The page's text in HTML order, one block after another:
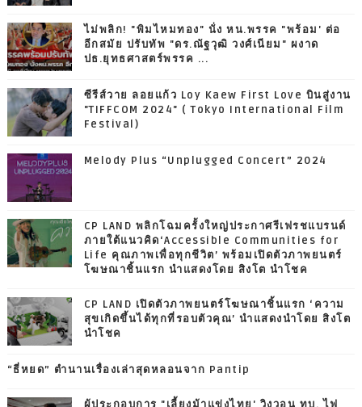
ไม่พลิก! "พิมไหมทอง" นั่ง หน.พรรค "พร้อม' ต่อ
อีกสมัย ปรับทัพ "ดร.ณัฐวุฒิ วงศ์เนียม" ผงาด
ปธ.ยุทธศาสตร์พรรค ...
ซีรีส์วาย ลอยแก้ว Loy Kaew First Love บินสู่งาน
"TIFFCOM 2024" ( Tokyo International Film
Festival)
Melody Plus “Unplugged Concert” 2024
CP LAND พลิกโฉมครั้งใหญ่ประกาศรีเฟรชแบรนด์
ภายใต้แนวคิด‘Accessible Communities for
Life คุณภาพเพื่อทุกชีวิต’ พร้อมเปิดตัวภาพยนตร์
โฆษณาชิ้นแรก นำแสดงโดย สิงโต นำโชค
CP LAND เปิดตัวภาพยนตร์โฆษณาชิ้นแรก ‘ความ
สุขเกิดขึ้นได้ทุกที่รอบตัวคุณ’ นำแสดงนำโดย สิงโต
นำโชค
“ธี่หยด” ตำนานเรื่องเล่าสุดหลอนจาก Pantip
ผู้ประกอบการ "เลี้ยงม้าแข่งไทย' วิงวอน ทบ. ไฟ